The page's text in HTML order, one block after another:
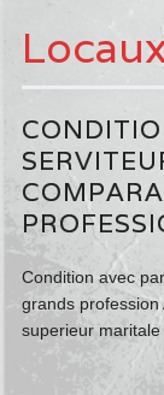
Condition avec
grands
superieur maritale